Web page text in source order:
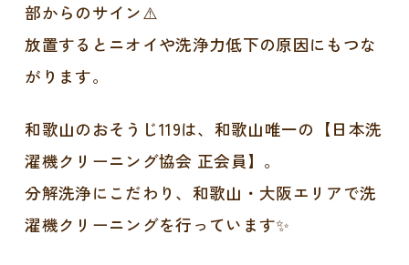
部からのサイン⚠️
放置するとニオイや洗浄力低下の原因にもつな
がります。
和歌山のおそうじ119は、和歌山唯一の【日本洗
濯機クリーニング協会 正会員】。
分解洗浄にこだわり、和歌山・大阪エリアで洗
濯機クリーニングを行っています✨